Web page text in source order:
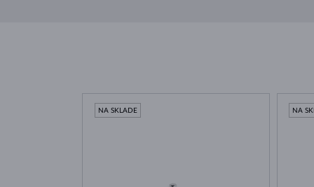
NA SKLADE NA